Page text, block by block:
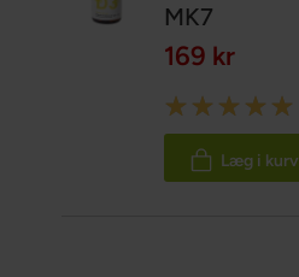
MK7
169 kr
Rating:
100%
Læg i kurv